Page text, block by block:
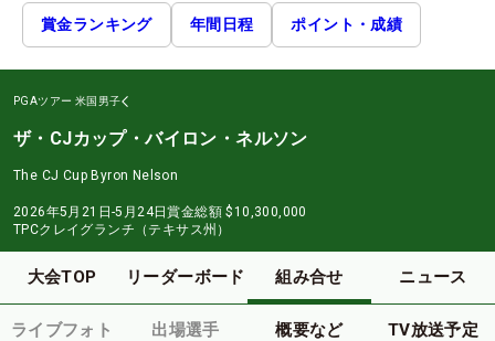
賞金ランキング 年間日程 ポイント・成績
PGAツアー 米国男子
ザ・CJカップ・バイロン・ネルソン
The CJ Cup Byron Nelson
2026年5月21日-5月24日賞金総額 $10,300,000
TPCクレイグランチ（テキサス州）
大会TOP リーダーボード 組み合せ ニュース
ライブフォト 出場選手 概要など TV放送予定